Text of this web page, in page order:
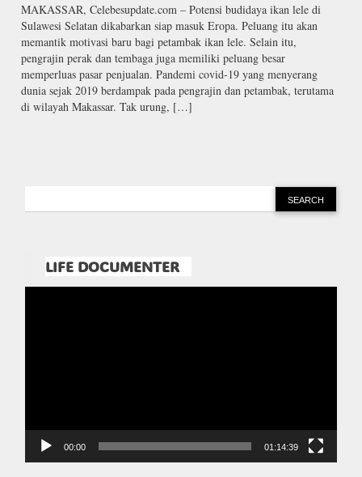
MAKASSAR, Celebesupdate.com – Potensi budidaya ikan lele di
Sulawesi Selatan dikabarkan siap masuk Eropa. Peluang itu akan
memantik motivasi baru bagi petambak ikan lele. Selain itu,
pengrajin perak dan tembaga juga memiliki peluang besar
memperluas pasar penjualan. Pandemi covid-19 yang menyerang
dunia sejak 2019 berdampak pada pengrajin dan petambak, terutama
di wilayah Makassar. Tak urung, […]
LIFE DOCUMENTER
00:00 01:14:39